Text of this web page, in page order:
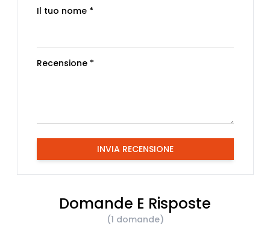
Il tuo nome *
Recensione *
INVIA RECENSIONE
Domande E Risposte
(1 domande)